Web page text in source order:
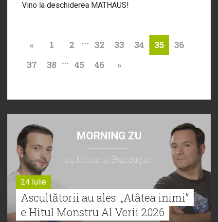
Vino la deschiderea MATHAUS!
« 1 2 ... 32 33 34 35
36
37
38 ... 45 46 »
MORNING ZU
cu Morar şi Buzdugan
24 Iulie
Ascultătorii au ales: „Atâtea inimi”
e Hitul Monstru Al Verii 2026